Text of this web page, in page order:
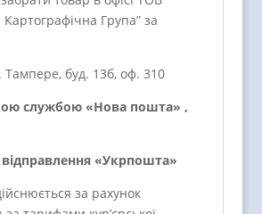
Картографічна Група” за
Тампере, буд. 13б, оф. 310
службою «Нова пошта» ,
«Укрпошта»
за рахунок